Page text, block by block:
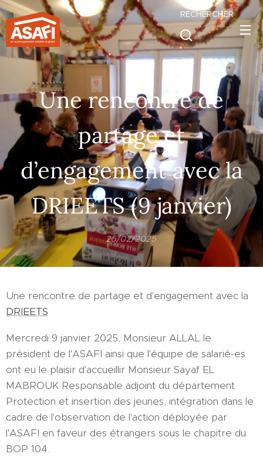
.
RECHERCHER
Une rencontre de
partage et
d’engagement avec la
DRIEETS (9 janvier)
25/02/2025
Une rencontre de partage et d'engagement avec la
DRIEETS
Mercredi 9 janvier 2025, Monsieur ALLAL le
président de l'ASAFI ainsi que l'équipe de salarié-es
ont eu le plaisir d'accueillir Monsieur Sayaf EL
MABROUK Responsable adjoint du département
Protection et insertion des jeunes, intégration dans le
cadre de l'observation de l'action déployée par
l'ASAFI en faveur des étrangers sous le chapitre du
BOP 104.